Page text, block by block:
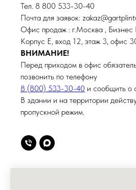
Тел. 8 800 533-30-40
Почта для заявок:
Офис продаж : г.Москва , Бизнес
Корпус Е, вход 12, этаж 3, офис
ВНИМАНИЕ!
Перед приходом в офис
позвонить по телефону
8 (800) 533-30-40 и сообщить о
В здании и на территории
пропускной режим.